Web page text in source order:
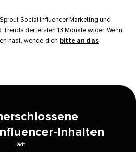
Social Influencer Marketing und
der letzten 13 Monate wider. Wenn
hast, wende dich bitte an das
Inhalten​​
Lädt ...​​